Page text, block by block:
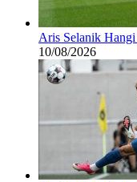
Aris Selanik
10/08/2026